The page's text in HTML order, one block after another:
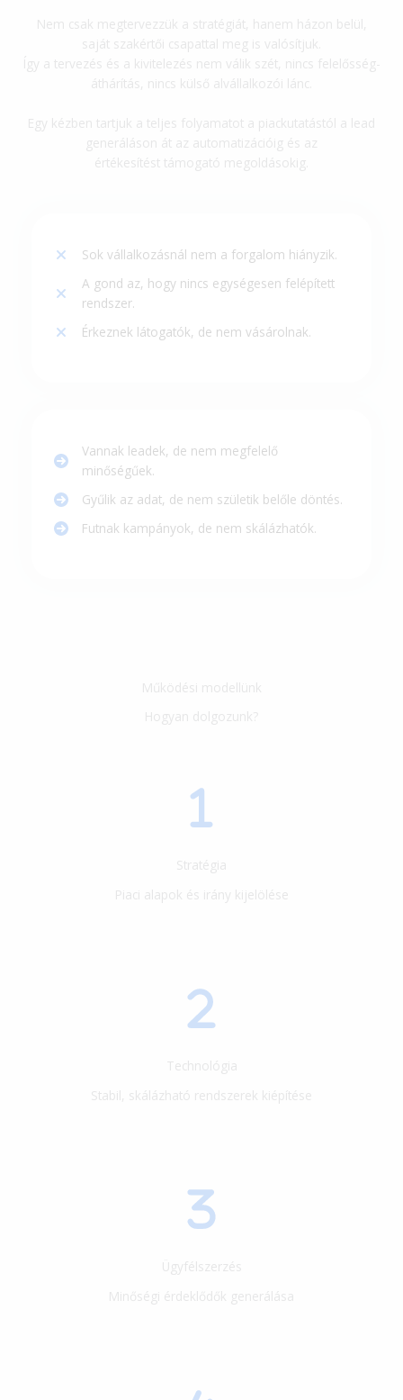
Nem csak megtervezzük a stratégiát, hanem házon belül,
saját szakértői csapattal meg is valósítjuk.
Így a tervezés és a kivitelezés nem válik szét, nincs felelősség-
áthárítás, nincs külső alvállalkozói lánc.
Egy kézben tartjuk a teljes folyamatot a piackutatástól a lead
generáláson át az automatizációig és az
értékesítést támogató megoldásokig.
Sok vállalkozásnál nem a forgalom hiányzik.
A gond az, hogy nincs egységesen felépített
rendszer.
Érkeznek látogatók, de nem vásárolnak.
Vannak leadek, de nem megfelelő
minőségűek.
Gyűlik az adat, de nem születik belőle döntés.
Futnak kampányok, de nem skálázhatók.
Működési modellünk
Hogyan dolgozunk?
Stratégia
Piaci alapok és irány kijelölése
Technológia
Stabil, skálázható rendszerek kiépítése
Ügyfélszerzés
Minőségi érdeklődők generálása